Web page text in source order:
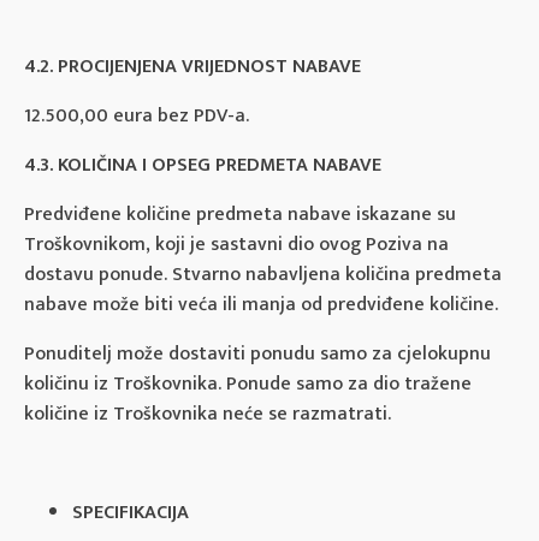
4.2. PROCIJENJENA VRIJEDNOST NABAVE
12.500,00 eura bez PDV-a.
4.3. KOLIČINA I OPSEG PREDMETA NABAVE
Predviđene količine predmeta nabave iskazane su
Troškovnikom, koji je sastavni dio ovog Poziva na
dostavu ponude. Stvarno nabavljena količina predmeta
nabave može biti veća ili manja od predviđene količine.
Ponuditelj može dostaviti ponudu samo za cjelokupnu
količinu iz Troškovnika. Ponude samo za dio tražene
količine iz Troškovnika neće se razmatrati.
SPECIFIKACIJA